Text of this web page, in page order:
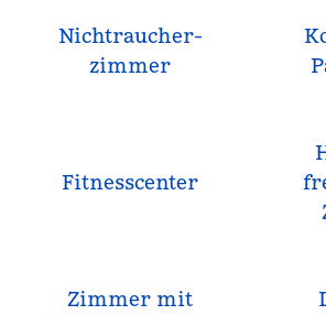
Nichtraucher­
zimmer
Fitnesscenter
Zimmer mit